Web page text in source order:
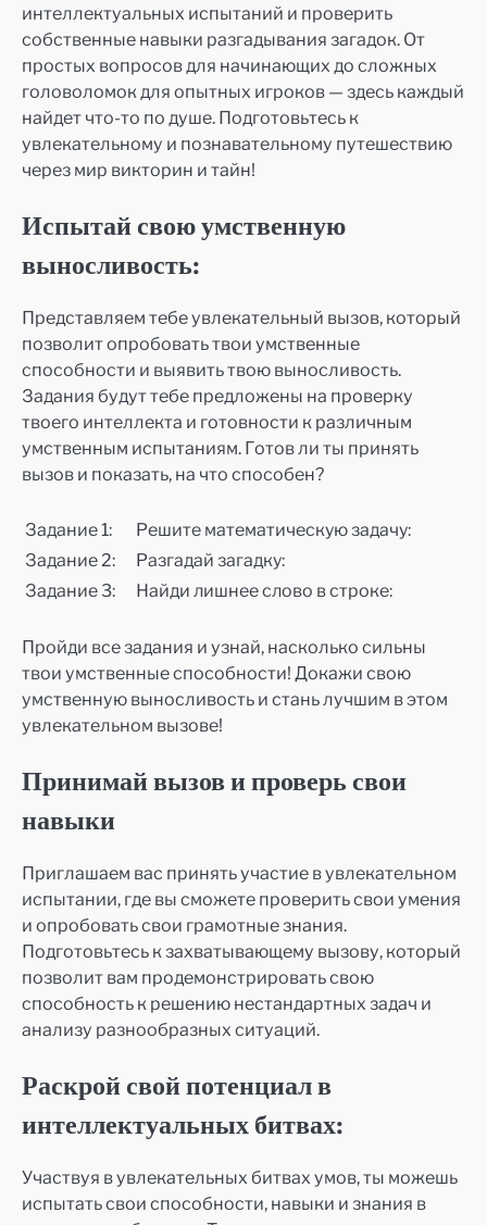
интеллектуальных испытаний и проверить
собственные навыки разгадывания загадок. От
простых вопросов для начинающих до сложных
головоломок для опытных игроков — здесь каждый
найдет что-то по душе. Подготовьтесь к
увлекательному и познавательному путешествию
через мир викторин и тайн!
Испытай свою умственную
выносливость:
Представляем тебе увлекательный вызов, который
позволит опробовать твои умственные
способности и выявить твою выносливость.
Задания будут тебе предложены на проверку
твоего интеллекта и готовности к различным
умственным испытаниям. Готов ли ты принять
вызов и показать, на что способен?
Задание 1:
Решите математическую задачу:
Задание 2:
Разгадай загадку:
Задание 3:
Найди лишнее слово в строке:
Пройди все задания и узнай, насколько сильны
твои умственные способности! Докажи свою
умственную выносливость и стань лучшим в этом
увлекательном вызове!
Принимай вызов и проверь свои
навыки
Приглашаем вас принять участие в увлекательном
испытании, где вы сможете проверить свои умения
и опробовать свои грамотные знания.
Подготовьтесь к захватывающему вызову, который
позволит вам продемонстрировать свою
способность к решению нестандартных задач и
анализу разнообразных ситуаций.
Раскрой свой потенциал в
интеллектуальных битвах:
Участвуя в увлекательных битвах умов, ты можешь
испытать свои способности, навыки и знания в